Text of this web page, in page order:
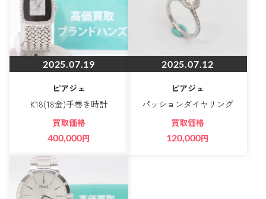
2025.07.19
ピアジェ
K18(18金)手巻き時計
買取価格
400,000円
2025.07.12
ピアジェ
パッションダイヤリング
買取価格
120,000円